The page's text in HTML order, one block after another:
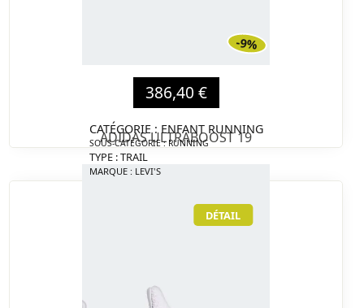
386,40 €
CATÉGORIE : ENFANT RUNNING
SOUS-CATÉGORIE : RUNNING
TYPE : TRAIL
MARQUE : LEVI'S
-9%
DÉTAIL
ADIDAS ULTRABOOST 19